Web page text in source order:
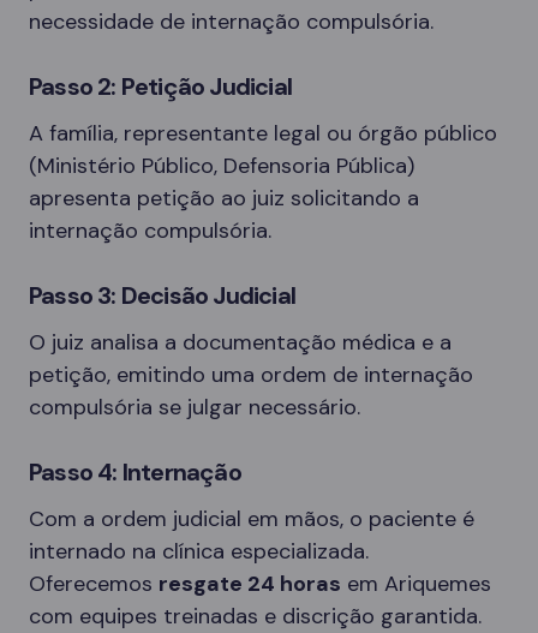
necessidade de internação compulsória.
Passo 2: Petição Judicial
A família, representante legal ou órgão público
(Ministério Público, Defensoria Pública)
apresenta petição ao juiz solicitando a
internação compulsória.
Passo 3: Decisão Judicial
O juiz analisa a documentação médica e a
petição, emitindo uma ordem de internação
compulsória se julgar necessário.
Passo 4: Internação
Com a ordem judicial em mãos, o paciente é
internado na clínica especializada.
Oferecemos resgate 24 horas em Ariquemes
com equipes treinadas e discrição garantida.